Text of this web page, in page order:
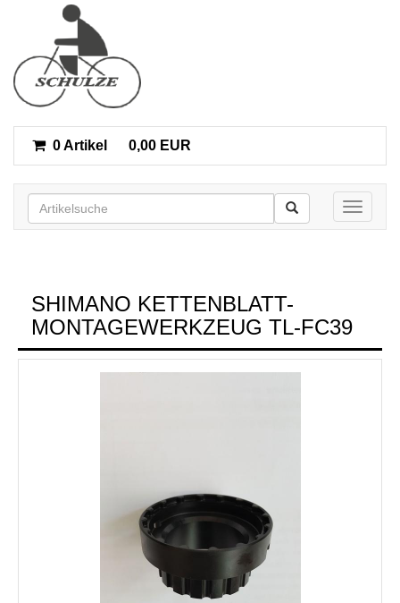
0 Artikel 0,00 EUR
Toggle
SHIMANO KETTENBLATT-
MONTAGEWERKZEUG TL-FC39